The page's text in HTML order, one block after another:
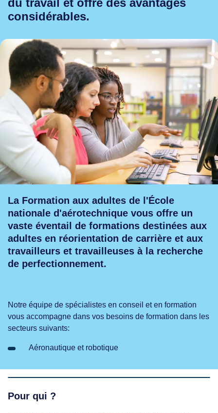
leadership
du travail et offre des avantages
considérables.
La Formation aux adultes de l'École
nationale d'aérotechnique vous offre un
vaste éventail de formations destinées aux
adultes en réorientation de carrière et aux
travailleurs et travailleuses à la recherche
de perfectionnement.
Notre équipe de spécialistes en conseil et en formation
vous accompagne dans vos besoins de formation dans les
secteurs suivants:
Aéronautique et robotique
Pour qui ?